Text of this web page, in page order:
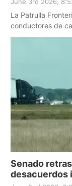
La Patrulla
conductores de
Senado
desacuerdos